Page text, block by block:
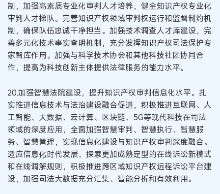
制，加强高素质专业化审判人才培养，健全知识产权专业化
审判人才梯队。完善知识产权领域审判权运行和监督制约机
制，确保队伍忠诚干净担当。加强技术调查人才库建设，完
善多元化技术事实查明机制，充分发挥知识产权司法保护专
家智库作用。加强与科学技术协会和其他科技社团协同合
作，提高为科技创新主体提供法律服务的能力水平。
20.加强智慧法院建设，提升知识产权审判信息化水平。扎
实推进信息技术与法治建设融合促进，积极推进互联网、人
工智能、大数据、云计算、区块链、5G等现代科技在司法
领域的深度应用，全面加强智慧审判、智慧执行、智慧服
务、智慧管理，实现信息化建设与知识产权审判深度融合。
适应信息化时代发展，探索更加成熟定型的在线诉讼新模式
和在线调解规则，积极推进跨区域知识产权远程诉讼平台建
设，加强司法大数据充分汇集、智能分析和有效利用。